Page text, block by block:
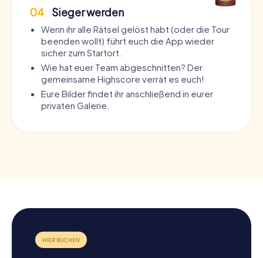
04 Sieger werden
Wenn ihr alle Rätsel gelöst habt (oder die Tour
beenden wollt) führt euch die App wieder
sicher zum Startort.
Wie hat euer Team abgeschnitten? Der
gemeinsame Highscore verrät es euch!
Eure Bilder findet ihr anschließend in eurer
privaten Galerie.